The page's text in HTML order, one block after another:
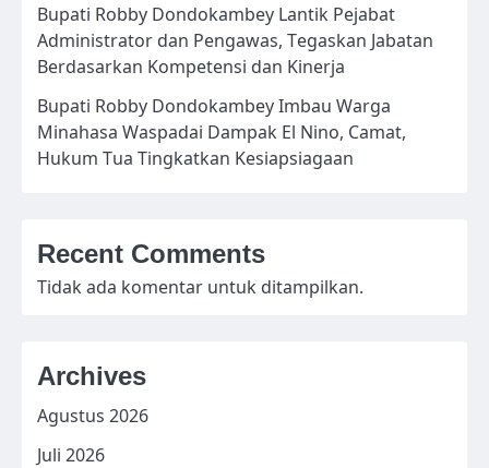
Bupati Robby Dondokambey Lantik Pejabat
Administrator dan Pengawas, Tegaskan Jabatan
Berdasarkan Kompetensi dan Kinerja
Bupati Robby Dondokambey Imbau Warga
Minahasa Waspadai Dampak El Nino, Camat,
Hukum Tua Tingkatkan Kesiapsiagaan
Recent Comments
Tidak ada komentar untuk ditampilkan.
Archives
Agustus 2026
Juli 2026